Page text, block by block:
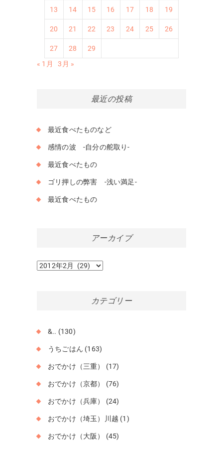
13 14 15 16 17 18 19
20 21 22 23 24 25 26
27 28
29
« 1月
3月 »
最近の投稿
最近食べたものなど
感情の波 -自分の舵取り-
最近食べたもの
ゴリ押しの弊害 -浅い満足-
最近食べたもの
アーカイブ
ア
カテゴリー
&.. (130)
うちごはん (163)
おでかけ（三重） (17)
おでかけ（京都） (76)
おでかけ（兵庫） (24)
おでかけ（埼玉）川越 (1)
おでかけ（大阪） (45)